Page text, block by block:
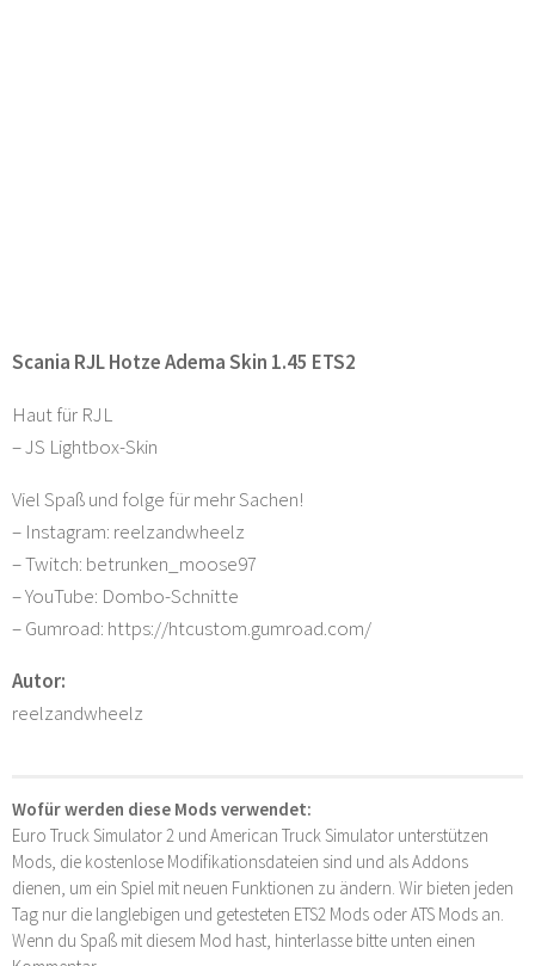
Scania RJL Hotze Adema Skin 1.45 ETS2
Haut für RJL
– JS Lightbox-Skin
Viel Spaß und folge für mehr Sachen!
– Instagram: reelzandwheelz
– Twitch: betrunken_moose97
– YouTube: Dombo-Schnitte
– Gumroad: https://htcustom.gumroad.com/
Autor:
reelzandwheelz
Wofür werden diese Mods verwendet:
Euro Truck Simulator 2 und American Truck Simulator unterstützen
Mods, die kostenlose Modifikationsdateien sind und als Addons
dienen, um ein Spiel mit neuen Funktionen zu ändern. Wir bieten jeden
Tag nur die langlebigen und getesteten ETS2 Mods oder ATS Mods an.
Wenn du Spaß mit diesem Mod hast, hinterlasse bitte unten einen